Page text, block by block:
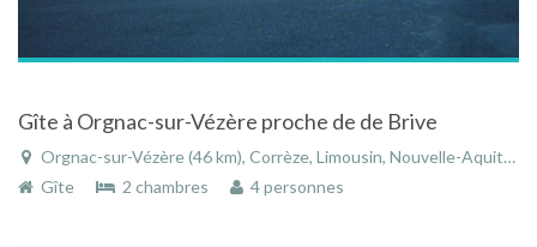
Gîte à Orgnac-sur-Vézère proche de de Brive
Orgnac-sur-Vézère (46 km), Corrèze, Limousin, Nouvelle-Aquitaine, France
Gîte
2 chambres 4 personnes